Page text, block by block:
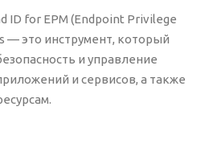
ID for EPM (Endpoint Privilege
— это инструмент, который
и управление
и сервисов, а также